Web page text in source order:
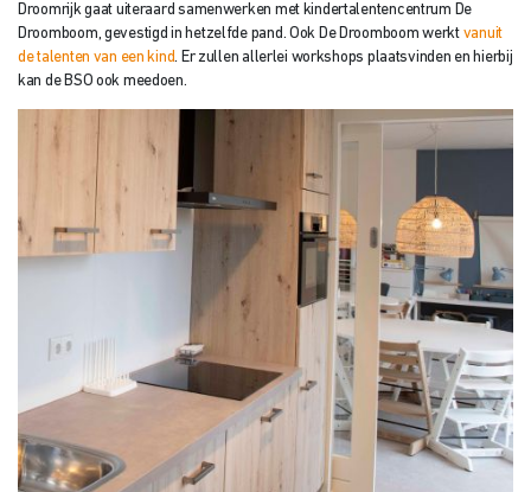
Droomrijk gaat uiteraard samenwerken met kindertalentencentrum De
Droomboom, gevestigd in hetzelfde pand. Ook De Droomboom werkt vanuit
de talenten van een kind. Er zullen allerlei workshops plaatsvinden en hierbij
kan de BSO ook meedoen.